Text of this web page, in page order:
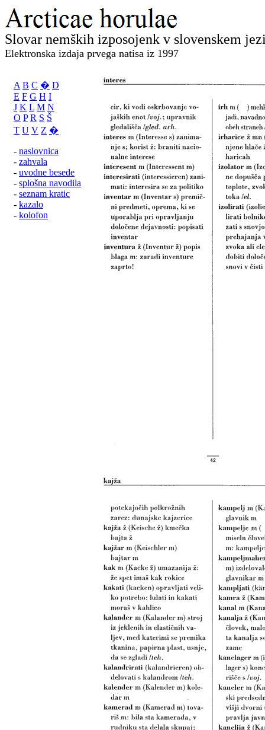
Slovar nemških izposojenk v slovenskem
Elektronska izdaja prvega natisa iz 1997
A B C � D
E F G H I
J K L M N
O P R S Š
T U V Z �
- naslovnica
- zahvala
- uvodne besede
- splošna navodila
- seznam kratic
- kazalo
- kolofon